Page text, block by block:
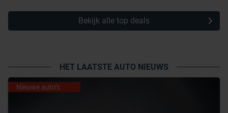
Bekijk alle top deals
HET LAATSTE AUTO NIEUWS
Nieuwe auto’s